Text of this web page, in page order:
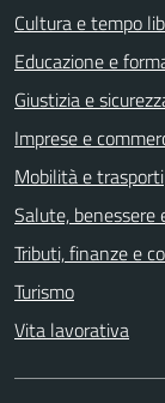
Cultura e tempo
Educazione e
Giustizia e
Imprese e
Mobilità e trasporti
Salute, benessere
Tributi, finanze e
Turismo
Vita lavorativa